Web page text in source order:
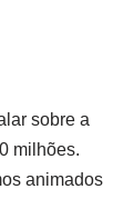
sobre a
milhões.
animados